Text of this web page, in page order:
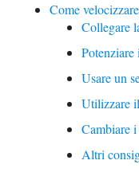
Come
Collegare
Usare un
Utilizzare
Cambiare
Altri